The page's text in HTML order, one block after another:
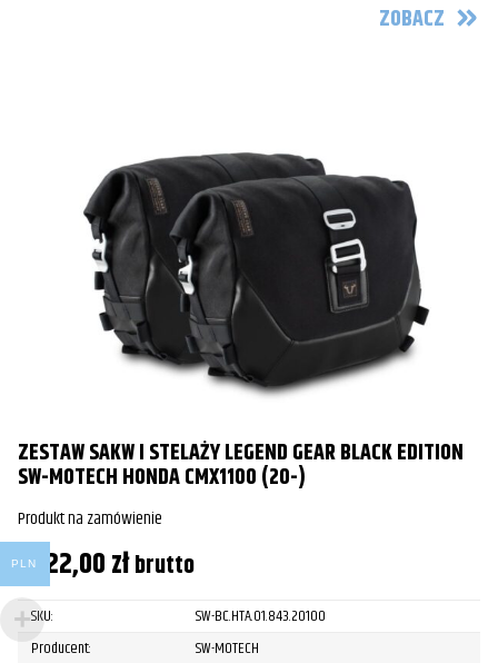
ZOBACZ
ZESTAW SAKW I STELAŻY LEGEND GEAR BLACK EDITION
SW-MOTECH HONDA CMX1100 (20-)
Produkt na zamówienie
2422,00złbrutto
SKU:
SW-BC.HTA.01.843.20100
Producent:
SW-MOTECH
PLN